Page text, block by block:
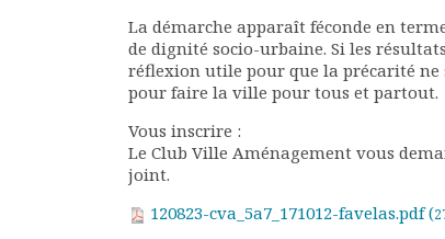
La démarche apparaît féconde en
de dignité socio-urbaine. Si les
réflexion utile pour que la précarité ne
pour faire la ville pour tous et partout.
Vous inscrire :
Le Club Ville Aménagement vous
joint.
120823-cva_5a7_171012-favelas.pdf (